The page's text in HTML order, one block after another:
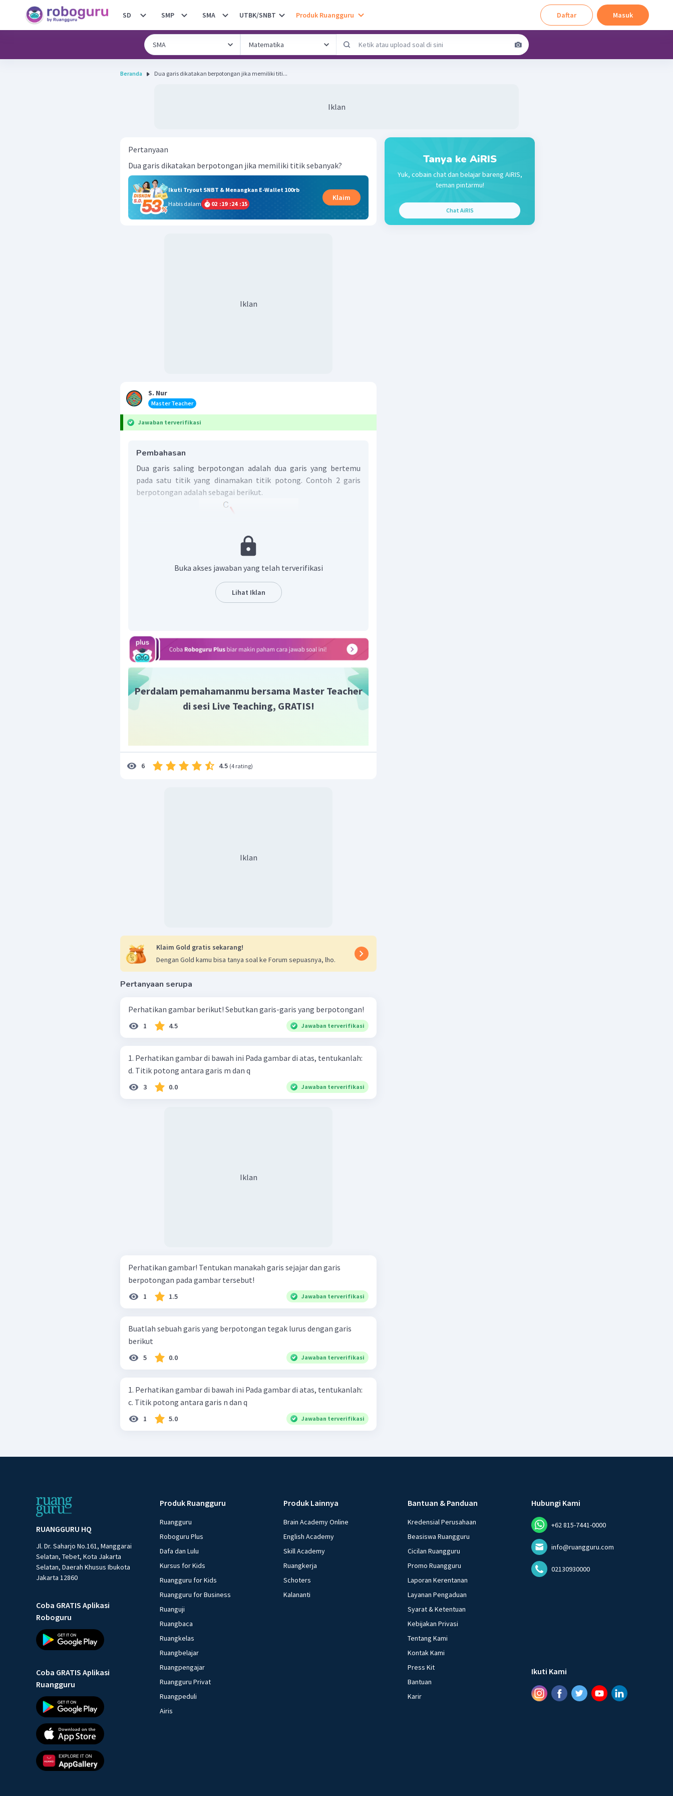
SD SMP SMA UTBK/SNBT Produk Ruangguru Daftar Masuk
Beranda Dua garis dikatakan berpotongan jika memiliki titi...
Iklan
Pertanyaan
Dua garis dikatakan berpotongan jika memiliki titik sebanyak?
Ikuti Tryout SNBT & Menangkan E-Wallet 100rb
Habis dalam
02 :19 :24 :15
Klaim
Iklan
S. Nur
Master Teacher
Jawaban terverifikasi
Pembahasan
Dua garis saling berpotongan adalah dua garis yang bertemu
pada satu titik yang dinamakan titik potong. Contoh 2 garis
berpotongan adalah sebagai berikut.
Pada gambar di atas, garis AB dan garis CD berpotongan di titik O
Buka akses jawaban yang telah terverifikasi
Lihat Iklan
Perdalam pemahamanmu bersama Master Teacher
di sesi Live Teaching, GRATIS!
6 4.5 (4 rating)
Iklan
Klaim Gold gratis sekarang!
Dengan Gold kamu bisa tanya soal ke Forum sepuasnya, lho.
Pertanyaan serupa
Perhatikan gambar berikut! Sebutkan garis-garis yang berpotongan!
1 4.5 Jawaban terverifikasi
1. Perhatikan gambar di bawah ini Pada gambar di atas, tentukanlah:
d. Titik potong antara garis m dan q
3 0.0 Jawaban terverifikasi
Iklan
Perhatikan gambar! Tentukan manakah garis sejajar dan garis
berpotongan pada gambar tersebut!
1 1.5 Jawaban terverifikasi
Buatlah sebuah garis yang berpotongan tegak lurus dengan garis
berikut
5 0.0 Jawaban terverifikasi
1. Perhatikan gambar di bawah ini Pada gambar di atas, tentukanlah:
c. Titik potong antara garis n dan q
1 5.0 Jawaban terverifikasi
Tanya ke AiRIS
Yuk, cobain chat dan belajar bareng AiRIS,
teman pintarmu!
Chat AiRIS
RUANGGURU HQ
Jl. Dr. Saharjo No.161, Manggarai
Selatan, Tebet, Kota Jakarta
Selatan, Daerah Khusus Ibukota
Jakarta 12860
Coba GRATIS Aplikasi
Roboguru
Coba GRATIS Aplikasi
Ruangguru
Produk Ruangguru
Ruangguru
Roboguru Plus
Dafa dan Lulu
Kursus for Kids
Ruangguru for Kids
Ruangguru for Business
Ruanguji
Ruangbaca
Ruangkelas
Ruangbelajar
Ruangpengajar
Ruangguru Privat
Ruangpeduli
Airis
Produk Lainnya
Brain Academy Online
English Academy
Skill Academy
Ruangkerja
Schoters
Kalananti
Bantuan & Panduan
Kredensial Perusahaan
Beasiswa Ruangguru
Cicilan Ruangguru
Promo Ruangguru
Laporan Kerentanan
Layanan Pengaduan
Syarat & Ketentuan
Kebijakan Privasi
Tentang Kami
Kontak Kami
Press Kit
Bantuan
Karir
Hubungi Kami
+62 815-7441-0000
info@ruangguru.com
02130930000
Ikuti Kami